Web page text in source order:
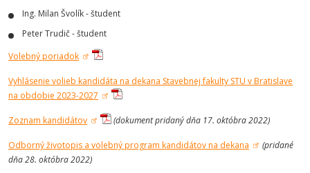
Ing. Milan Švolík - študent
Peter Trudič - študent
Volebný poriadok
Vyhlásenie volieb kandidáta na dekana Stavebnej fakulty STU v Bratislave
na obdobie 2023-2027
Zoznam kandidátov (dokument pridaný dňa 17. októbra 2022)
Odborný životopis a volebný program kandidátov na dekana
(pridané
dňa 28. októbra 2022)